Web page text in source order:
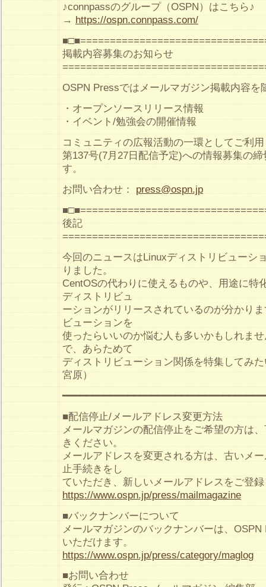
♪connpassのグループ（OSPN）はこちら♪
→ https://ospn.connpass.com/
掲載内容募集のお知らせ
OSPN Pressではメールマガジン掲載内容を
・オープンソースリリース情報
・イベント/勉強会の開催情報
コミュニティの広報活動の一環としてご利
第137号(7月27日配信予定)への情報募集の
す。
お問い合わせ： press@ospn.jp
後記
今回のニュースはLinuxディストリビューシ
りました。
CentOSの代わりに使えるものや、用途に特
ディストリビュ
ーションがリリースされているのが分かり
ビューションを
使ったらいいのか悩む人も多いかもしれま
で、あらためて
ディストリビューション関係を特集してみ
宮原）
■配信停止/メールアドレス変更方法
メールマガジンの配信停止をご希望の方は
きください。
メールアドレスを変更される方は、古いメ
止手続きをし
ていただき、新しいメールアドレスをご登
https://www.ospn.jp/press/mailmagazine
■バックナンバーについて
メールマガジンのバックナンバーは、
いただけます。
https://www.ospn.jp/press/category/maglog
■お問い合わせ